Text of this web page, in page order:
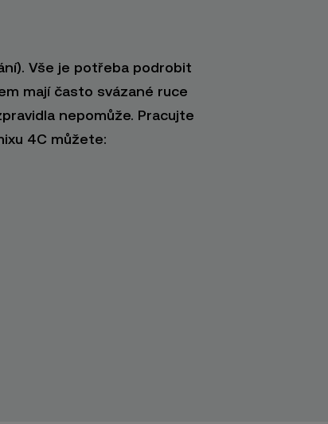
Vše je potřeba podrobit
mají často svázané ruce
nepomůže. Pracujte
4C můžete: